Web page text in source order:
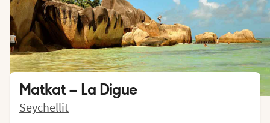
Näytä kuvia
Matkat – La Digue
Seychellit